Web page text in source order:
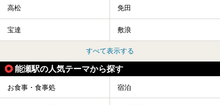
高松 免田
宝達 敷浪
すべて表示する
能瀬駅の人気テーマから探す
お食事・食事処 宿泊